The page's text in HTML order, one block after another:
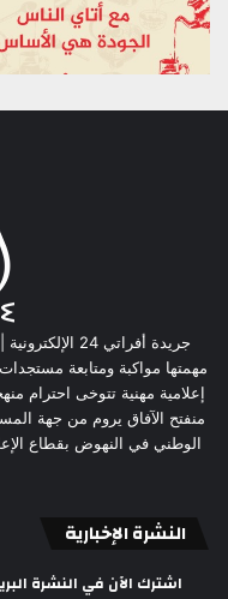
جريدة أفراتي
مهمتها مواكبة ومتابعة
إعلامية مهنية تتوخى احترام
منفتح الآفاق يروم من جهة
الوطني في النهوض بقطاع
النشرة الإخبارية
اشترك الآن في النشرة البريدية لجريدة